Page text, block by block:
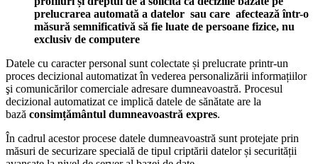
prelucrarea automată a datelor sau care afectează într-o
măsură semnificativă să fie luate de persoane fizice, nu
exclusiv de computere
Datele cu caracter personal sunt colectate și prelucrate printr-un
proces decizional automatizat în vederea personalizării informațiilor
şi comunicărilor comerciale adresare dumneavoastră. Procesul
decizional automatizat ce implică datele de sănătate are la
bază consimțământul dumneavoastră expres.
În cadrul acestor procese datele dumneavoastră sunt protejate prin
măsuri de securizare specială de tipul criptării datelor și securității